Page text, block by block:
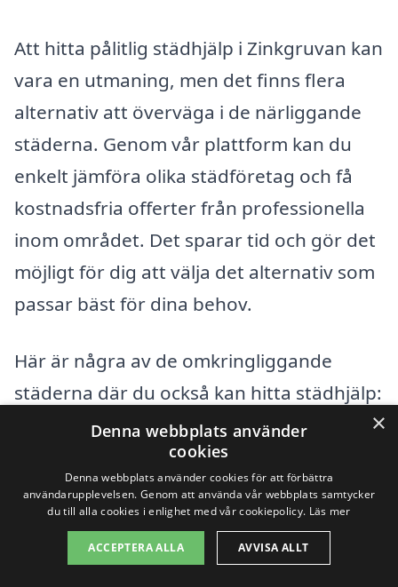
Att hitta pålitlig städhjälp i Zinkgruvan kan
vara en utmaning, men det finns flera
alternativ att överväga i de närliggande
städerna. Genom vår plattform kan du
enkelt jämföra olika städföretag och få
kostnadsfria offerter från professionella
inom området. Det sparar tid och gör det
möjligt för dig att välja det alternativ som
passar bäst för dina behov.
Här är några av de omkringliggande
städerna där du också kan hitta städhjälp:
Lerbäck
Forsvik
×
Denna webbplats använder
cookies
Denna webbplats använder cookies för att förbättra
användarupplevelsen. Genom att använda vår webbplats samtycker
du till alla cookies i enlighet med vår cookiepolicy. Läs mer
ACCEPTERA ALLA AVVISA ALLT